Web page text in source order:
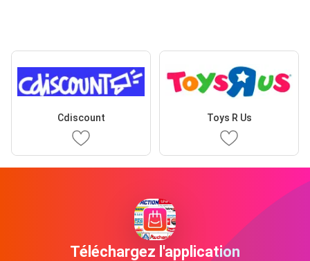
Cdiscount Toys R Us
Téléchargez l'application